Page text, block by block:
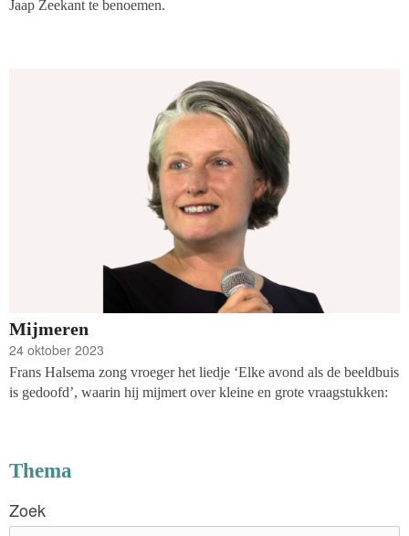
Jaap Zeekant te benoemen.
Mijmeren
24 oktober 2023
Frans Halsema zong vroeger het liedje ‘Elke avond als de beeldbuis
is gedoofd’, waarin hij mijmert over kleine en grote vraagstukken:
Thema
Zoek